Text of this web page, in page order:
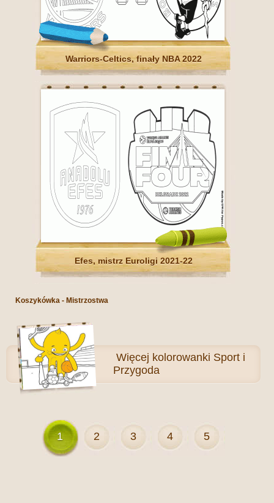
Warriors-Celtics, finały NBA 2022
Efes, mistrz Euroligi 2021-22
Koszykówka - Mistrzostwa
Więcej kolorowanki Sport i
Przygoda
1 2 3 4 5